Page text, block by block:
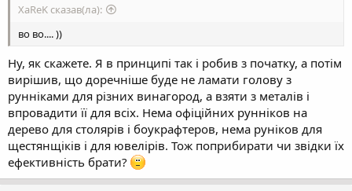
XaReK сказав(ла):
во во.... ))
Ну, як скажете. Я в принципі так і робив з початку, а потім
вирішив, що доречніше буде не ламати голову з
рунніками для різних винагород, а взяти з металів і
впровадити її для всіх. Нема офіційних рунніков на
дерево для столярів і боукрафтеров, нема руніков для
щестянщіків і для ювелірів. Тож поприбирати чи звідки їх
ефективність брати?